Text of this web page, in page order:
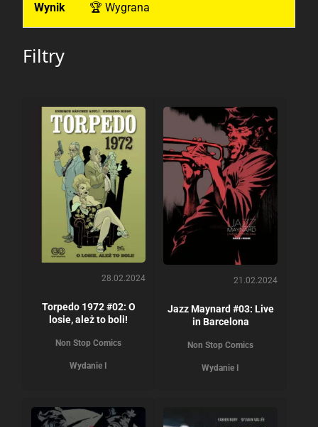
🏆 Wygrana
Filtry
28.02.2024
Torpedo 1972 #02: O
losie, ależ to boli!
Non Stop Comics
Wydanie I
21.02.2024
Jazz Maynard #03: Live
in Barcelona
Non Stop Comics
Wydanie I